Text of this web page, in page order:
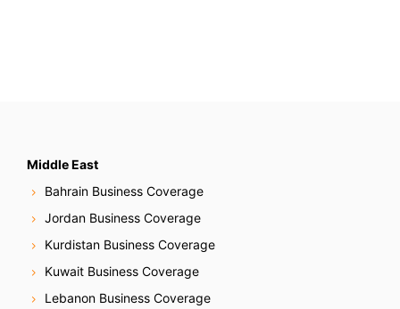
Middle East
Bahrain Business Coverage
Jordan Business Coverage
Kurdistan Business Coverage
Kuwait Business Coverage
Lebanon Business Coverage